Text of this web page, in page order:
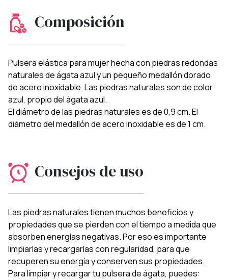
Composición
Pulsera elástica para mujer hecha con piedras redondas
naturales de ágata azul y un pequeño medallón dorado
de acero inoxidable. Las piedras naturales son de color
azul, propio del ágata azul.
El diámetro de las piedras naturales es de 0,9 cm. El
diámetro del medallón de acero inoxidable es de 1 cm.
Consejos de uso
Las piedras naturales tienen muchos beneficios y
propiedades que se pierden con el tiempo a medida que
absorben energías negativas. Por eso es importante
limpiarlas y recargarlas con regularidad, para que
recuperen su energía y conserven sus propiedades.
Para limpiar y recargar tu pulsera de ágata, puedes: